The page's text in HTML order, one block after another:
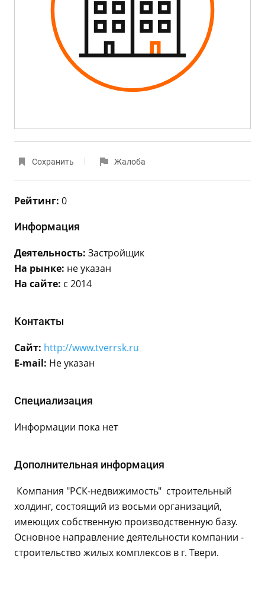
Сохранить Жалоба
Рейтинг: 0
Информация
Деятельность: Застройщик
На рынке: не указан
На сайте: с 2014
Контакты
Сайт: http://www.tverrsk.ru
E-mail: Не указан
Специализация
Информации пока нет
Дополнительная информация
Компания "РСК-недвижимость" строительный
холдинг, состоящий из восьми организаций,
имеющих собственную производственную базу.
Основное направление деятельности компании -
строительство жилых комплексов в г. Твери.